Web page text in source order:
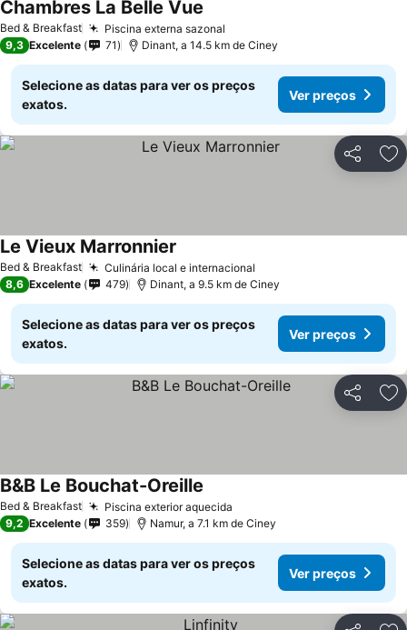
Bed & Breakfast Piscina externa sazonal
Chambres La Belle Vue
9,3 Excelente 71 Dinant, a 14.5 km de Ciney
Selecione as datas para ver os preços
exatos.
Ver preços
Partilhar
Bed & Breakfast Culinária local e internacional
Le Vieux Marronnier
8,6 Excelente 479 Dinant, a 9.5 km de Ciney
Selecione as datas para ver os preços
exatos.
Ver preços
Partilhar
Bed & Breakfast Piscina exterior aquecida
B&B Le Bouchat-Oreille
9,2 Excelente 359 Namur, a 7.1 km de Ciney
Selecione as datas para ver os preços
exatos.
Ver preços